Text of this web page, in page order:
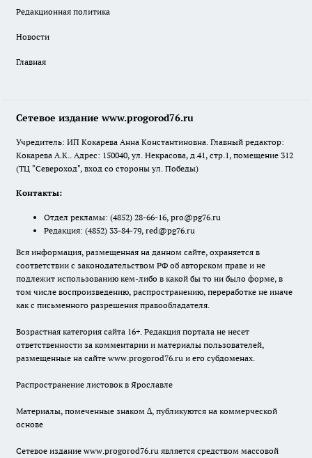
Редакционная политика
Новости
Главная
Сетевое издание www.progorod76.ru
Учредитель: ИП Кокарева Анна Константиновна. Главный редактор:
Кокарева А.К.. Адрес: 150040, ул. Некрасова, д.41, стр.1, помещение 312
(ТЦ "Североход", вход со стороны ул. Победы)
Контакты:
Отдел рекламы: (4852) 28-66-16, pro@pg76.ru
Редакция: (4852) 33-84-79, red@pg76.ru
Вся информация, размещенная на данном сайте, охраняется в
соответствии с законодательством РФ об авторском праве и не
подлежит использованию кем-либо в какой бы то ни было форме, в
том числе воспроизведению, распространению, переработке не иначе
как с письменного разрешения правообладателя.
Возрастная категория сайта 16+. Редакция портала не несет
ответственности за комментарии и материалы пользователей,
размещенные на сайте www.progorod76.ru и его субдоменах.
Распространение листовок в Ярославле
Материалы, помеченные знаком ∆, публикуются на коммерческой
основе
Сетевое издание www.progorod76.ru является средством массовой